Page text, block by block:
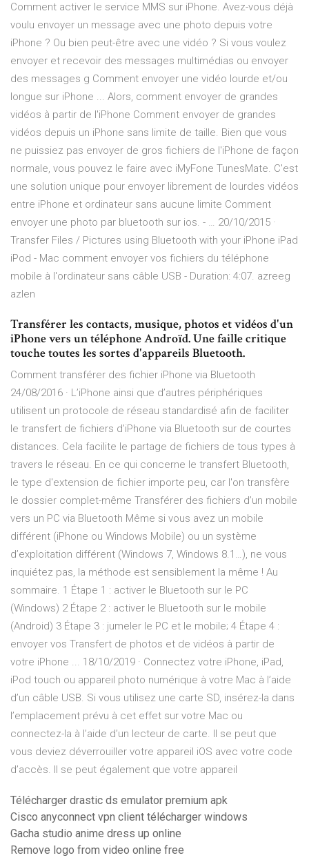
Comment activer le service MMS sur iPhone. Avez-vous déjà
voulu envoyer un message avec une photo depuis votre
iPhone ? Ou bien peut-être avec une vidéo ? Si vous voulez
envoyer et recevoir des messages multimédias ou envoyer
des messages g Comment envoyer une vidéo lourde et/ou
longue sur iPhone ... Alors, comment envoyer de grandes
vidéos à partir de l'iPhone Comment envoyer de grandes
vidéos depuis un iPhone sans limite de taille. Bien que vous
ne puissiez pas envoyer de gros fichiers de l'iPhone de façon
normale, vous pouvez le faire avec iMyFone TunesMate. C'est
une solution unique pour envoyer librement de lourdes vidéos
entre iPhone et ordinateur sans aucune limite Comment
envoyer une photo par bluetooth sur ios. - … 20/10/2015 ·
Transfer Files / Pictures using Bluetooth with your iPhone iPad
iPod - Mac comment envoyer vos fichiers du téléphone
mobile à l'ordinateur sans câble USB - Duration: 4:07. azreeg
azlen
Transférer les contacts, musique, photos et vidéos d'un
iPhone vers un téléphone Androïd. Une faille critique
touche toutes les sortes d'appareils Bluetooth.
Comment transférer des fichier iPhone via Bluetooth
24/08/2016 · L’iPhone ainsi que d’autres périphériques
utilisent un protocole de réseau standardisé afin de faciliter
le transfert de fichiers d’iPhone via Bluetooth sur de courtes
distances. Cela facilite le partage de fichiers de tous types à
travers le réseau. En ce qui concerne le transfert Bluetooth,
le type d'extension de fichier importe peu, car l'on transfère
le dossier complet-même Transférer des fichiers d’un mobile
vers un PC via Bluetooth Même si vous avez un mobile
différent (iPhone ou Windows Mobile) ou un système
d’exploitation différent (Windows 7, Windows 8.1…), ne vous
inquiétez pas, la méthode est sensiblement la même ! Au
sommaire. 1 Étape 1 : activer le Bluetooth sur le PC
(Windows) 2 Étape 2 : activer le Bluetooth sur le mobile
(Android) 3 Étape 3 : jumeler le PC et le mobile; 4 Étape 4 :
envoyer vos Transfert de photos et de vidéos à partir de
votre iPhone ... 18/10/2019 · Connectez votre iPhone, iPad,
iPod touch ou appareil photo numérique à votre Mac à l’aide
d’un câble USB. Si vous utilisez une carte SD, insérez-la dans
l’emplacement prévu à cet effet sur votre Mac ou
connectez-la à l’aide d’un lecteur de carte. Il se peut que
vous deviez déverrouiller votre appareil iOS avec votre code
d’accès. Il se peut également que votre appareil
Télécharger drastic ds emulator premium apk
Cisco anyconnect vpn client télécharger windows
Gacha studio anime dress up online
Remove logo from video online free